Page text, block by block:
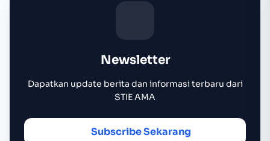
Newsletter
Dapatkan update berita dan informasi terbaru dari
STIE AMA
Subscribe Sekarang